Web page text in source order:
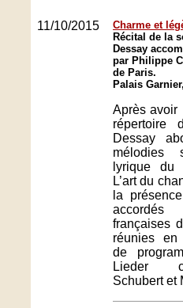
11/10/2015
Charme et
Récital de la
Dessay
par Philippe
de Paris.
Palais
Après avoir
répertoire
Dessay
lyrique du
L’art du
la
accordés
françaises
réunies en
de
Lieder
Schubert et